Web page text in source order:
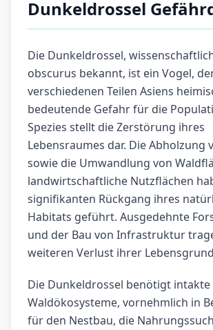
Dunkeldrossel
Die Dunkeldrossel,
obscurus bekannt, ist ein Vogel,
verschiedenen Teilen Asiens
bedeutende Gefahr für die
Spezies stellt die Zerstörung ihres
Lebensraumes dar. Die Abholzung
sowie die Umwandlung von
landwirtschaftliche Nutzflächen
signifikanten Rückgang ihres
Habitats geführt. Ausgedehnte
und der Bau von Infrastruktur
weiteren Verlust ihrer
Die Dunkeldrossel benötigt intakte
Waldökosysteme, vornehmlich in
für den Nestbau, die